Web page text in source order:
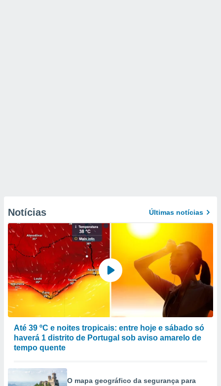
Notícias Últimas notícias
Até 39 ºC e noites tropicais: entre hoje e sábado só
haverá 1 distrito de Portugal sob aviso amarelo de
tempo quente
O mapa geográfico da segurança para